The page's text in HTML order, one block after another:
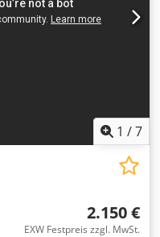
200 mm
0 – 45 °
1 /7
2.150 €
EXW Festpreis zzgl. MwSt.